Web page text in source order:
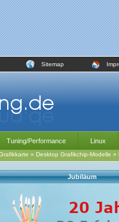
Sitemap
Tuning/Performance Linux
» Desktop Grafikchip-Modelle »
Jubiläum